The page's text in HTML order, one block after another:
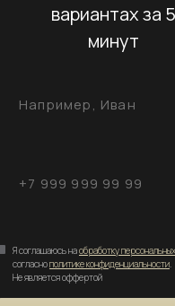
вариантах за 5
минут
Я соглашаюсь наобработку
согласнополитике конфиденциальности.
Не является оффертой